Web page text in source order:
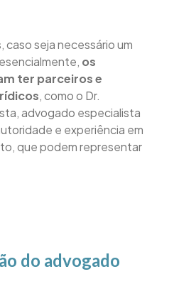
caso seja necessário um
os
ter parceiros e
, como o Dr.
advogado especialista
e experiência em
que podem representar
do advogado